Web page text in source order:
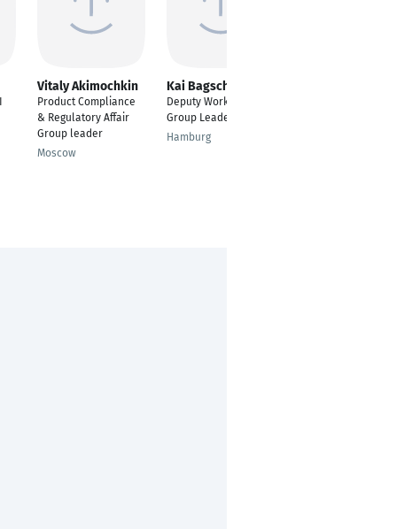
Vitaly Akimochkin
Product Compliance
& Regulatory Affair
Group leader
Moscow
Kai Bagschik
Deputy Work Package
Group Leader
Hamburg